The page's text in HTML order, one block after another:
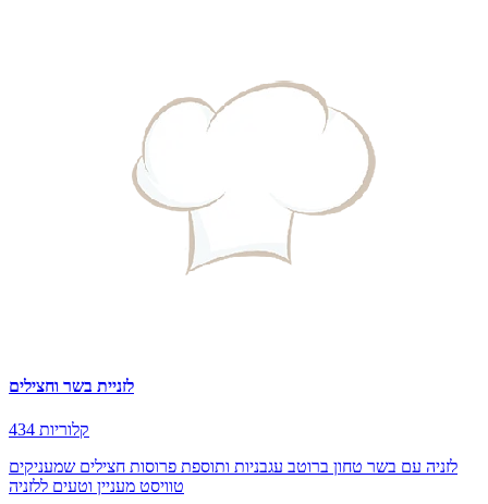
לזניית בשר וחצילים
434 קלוריות
לזניה עם בשר טחון ברוטב עגבניות ותוספת פרוסות חצילים שמעניקים
טוויסט מעניין וטעים ללזניה